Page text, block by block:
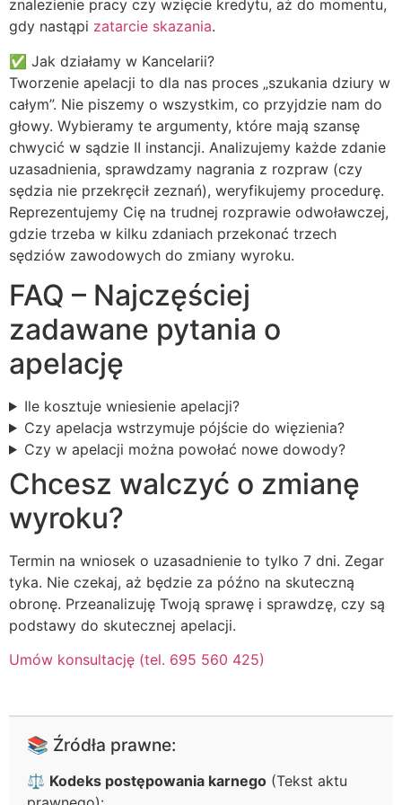
znalezienie pracy czy wzięcie kredytu, aż do momentu,
gdy nastąpi zatarcie skazania.
✅ Jak działamy w Kancelarii?
Tworzenie apelacji to dla nas proces „szukania dziury w
całym”. Nie piszemy o wszystkim, co przyjdzie nam do
głowy. Wybieramy te argumenty, które mają szansę
chwycić w sądzie II instancji. Analizujemy każde zdanie
uzasadnienia, sprawdzamy nagrania z rozpraw (czy
sędzia nie przekręcił zeznań), weryfikujemy procedurę.
Reprezentujemy Cię na trudnej rozprawie odwoławczej,
gdzie trzeba w kilku zdaniach przekonać trzech
sędziów zawodowych do zmiany wyroku.
FAQ – Najczęściej
zadawane pytania o
apelację
Ile kosztuje wniesienie apelacji?
Czy apelacja wstrzymuje pójście do więzienia?
Czy w apelacji można powołać nowe dowody?
Chcesz walczyć o zmianę
wyroku?
Termin na wniosek o uzasadnienie to tylko 7 dni. Zegar
tyka. Nie czekaj, aż będzie za późno na skuteczną
obronę. Przeanalizuję Twoją sprawę i sprawdzę, czy są
podstawy do skutecznej apelacji.
Umów konsultację (tel. 695 560 425)
📚 Źródła prawne:
⚖️ Kodeks postępowania karnego (Tekst aktu